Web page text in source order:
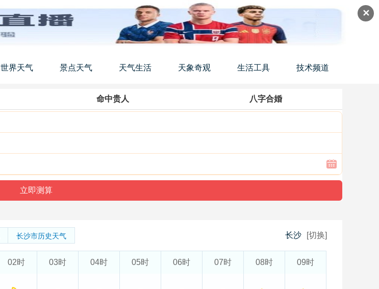
✕
世界天气 景点天气 天气生活 天象奇观 生活工具 技术频道
命中贵人 八字合婚
长沙市历史天气 长沙 [切换]
02时 03时 04时 05时 06时 07时 08时 09时